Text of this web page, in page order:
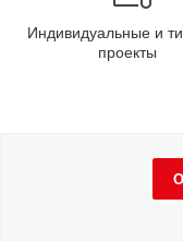
Индивидуальные и
проекты